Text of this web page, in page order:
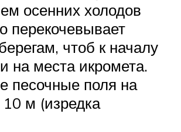
осенних холодов
перекочевывает
чтоб к началу
на места икромета.
песочные поля на
10 м (изредка